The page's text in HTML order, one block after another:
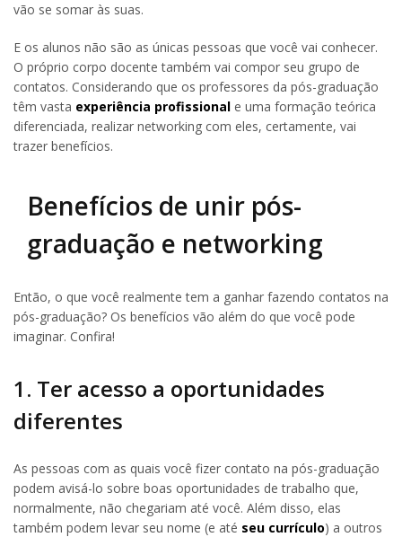
vão se somar às suas.
E os alunos não são as únicas pessoas que você vai conhecer.
O próprio corpo docente também vai compor seu grupo de
contatos. Considerando que os professores da pós-graduação
têm vasta experiência profissional e uma formação teórica
diferenciada, realizar networking com eles, certamente, vai
trazer benefícios.
Benefícios de unir pós-
graduação e networking
Então, o que você realmente tem a ganhar fazendo contatos na
pós-graduação? Os benefícios vão além do que você pode
imaginar. Confira!
1. Ter acesso a oportunidades
diferentes
As pessoas com as quais você fizer contato na pós-graduação
podem avisá-lo sobre boas oportunidades de trabalho que,
normalmente, não chegariam até você. Além disso, elas
também podem levar seu nome (e até seu currículo) a outros